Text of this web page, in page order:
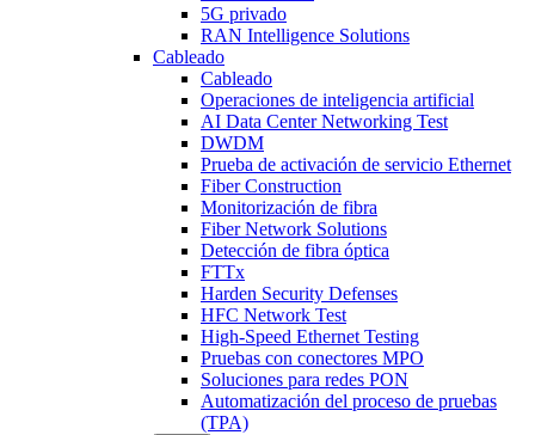
5G privado
RAN Intelligence Solutions
Cableado
Cableado
Operaciones de inteligencia artificial
AI Data Center Networking Test
DWDM
Prueba de activación de servicio Ethernet
Fiber Construction
Monitorización de fibra
Fiber Network Solutions
Detección de fibra óptica
FTTx
Harden Security Defenses
HFC Network Test
High-Speed Ethernet Testing
Pruebas con conectores MPO
Soluciones para redes PON
Automatización del proceso de pruebas
(TPA)